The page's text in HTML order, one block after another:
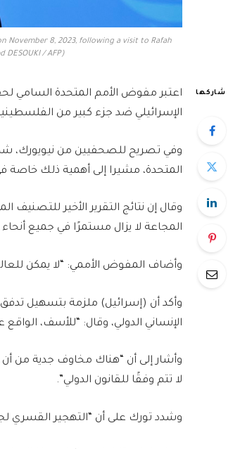
November 8, 2023, following a visit to Rafah
/ AFP)
شاركها
اعتبر مفوض الأمم المتحدة السامي
الإسرائيلي ضد جزء كبير من
وفي تصريح للصحفيين من نيويورك،
المتحدة، مشيرا إلى أهمية ذلك
وقال إن نتائج التقرير الأخير للتصنيف
المجاعة لا يزال مستمرًا في جميع أنحاء
وأضاف المفوض الأممي: “لا يمكن
وأكد أن (إسرائيل) ملزمة بتسهيل تدفق
الإنساني الدولي، وقال: “للأسف،
وأشار إلى أن “هناك مخاوف جدية من أن
لا تتم وفقًا للقانون الدولي”.
وشدد تورك على أن “التهجير القسري